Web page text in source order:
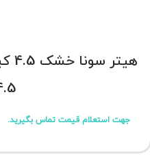
جهت استعلام قیمت تماس بگیرید.